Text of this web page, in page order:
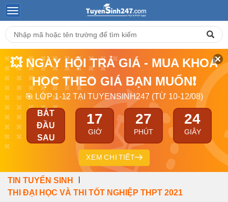
💥 NGÀY HỘI TRẢ GIÁ - MUA KHOÁ
HỌC THEO GIÁ BẠN MUỐN❗
🎯 LỚP 1-12 TẠI TUYENSINH247 (TỪ 10-12/08)
BẮT
ĐẦU
SAU
17
GIỜ
27
PHÚT
24
GIÂY
XEM CHI TIẾT
TIN TUYỂN SINH
THI ĐẠI HỌC VÀ THI TỐT NGHIỆP THPT 2021